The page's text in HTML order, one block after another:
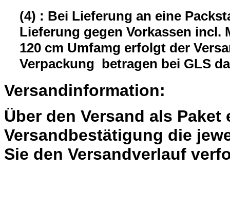
(4) : Bei Lieferung an eine
Lieferung gegen Vorkassen incl.
120 cm Umfamg erfolgt der
Verpackung betragen bei GLS
Versandinformation:
Über den Versand als
Versandbestätigung die
Sie den Versandverlauf